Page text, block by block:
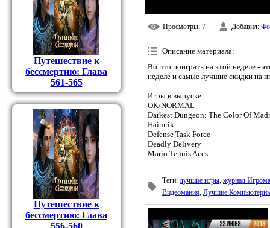
Путешествие к
бессмертию: Глава
561-565
Путешествие к
бессмертию: Глава
556-560
Просмотры: 7 Добавил:
Описание материала:
Во что поиграть на этой неделе -
неделе и самые лучшие скидки на
Игры в выпуске:
OK/NORMAL
Darkest Dungeon: The Color Of
Haimrik
Defense Task Force
Deadly Delivery
Mario Tennis Aces
Теги: лучшие игры, журнал
Видеомания, Лучшие